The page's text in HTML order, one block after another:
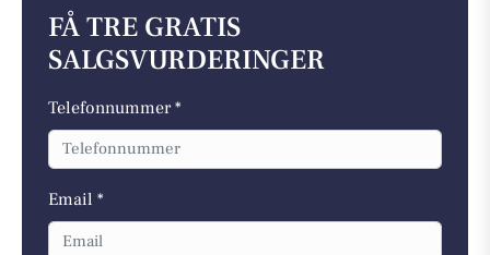
FÅ TRE GRATIS
SALGSVURDERINGER
Telefonnummer *
Email *